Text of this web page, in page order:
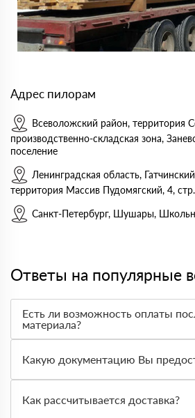
Адрес пилорам
Всеволожский район, территория
производственно-складская зона,
поселение
Ленинградская область,
территория Массив Пудомягский, 4,
Санкт-Петербург, Шушары,
Ответы на популярные
Есть ли возможность оплаты
материала?
оплата по факту получения товара.
доставленный товар был
Вы вправе от него отказаться.
Какую документацию Вы
сертификаты и паспорта качества, а
транспортную накладную.
Как рассчитывается доставка?